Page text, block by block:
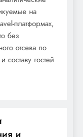
на
платформах,
без
отсева по
составу гостей
и